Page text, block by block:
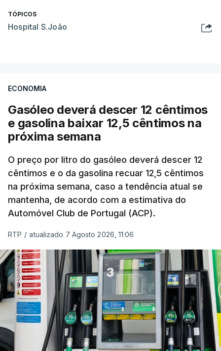
TÓPICOS
Hospital S.João
ECONOMIA
Gasóleo deverá descer 12 cêntimos
e gasolina baixar 12,5 cêntimos na
próxima semana
O preço por litro do gasóleo deverá descer 12
cêntimos e o da gasolina recuar 12,5 cêntimos
na próxima semana, caso a tendência atual se
mantenha, de acordo com a estimativa do
Automóvel Club de Portugal (ACP).
RTP / atualizado 7 Agosto 2026, 11:06